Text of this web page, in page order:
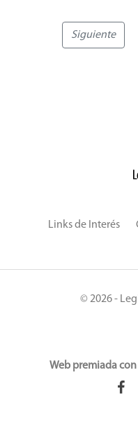
Siguiente
Links de Interés
© 2026 -
Web premiada